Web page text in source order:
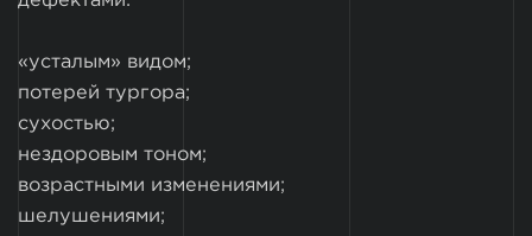
«усталым» видом;
потерей тургора;
сухостью;
нездоровым тоном;
возрастными изменениями;
шелушениями;